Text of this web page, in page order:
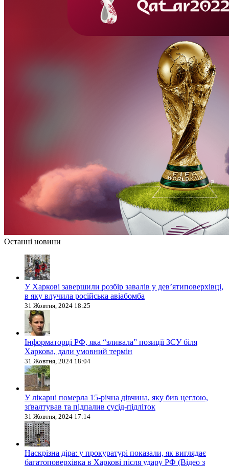
Останні новини
У Харкові завершили розбір завалів у дев’ятиповерхівці,
в яку влучила російська авіабомба
31 Жовтня, 2024 18:25
Інформаторці РФ, яка “зливала” позиції ЗСУ біля
Харкова, дали умовний термін
31 Жовтня, 2024 18:04
У лікарні померла 15-річна дівчина, яку бив цеглою,
зґвалтував та підпалив сусід-підліток
31 Жовтня, 2024 17:14
Наскрізна діра: у прокуратурі показали, як виглядає
багатоповерхівка в Харкові після удару РФ (Відео з